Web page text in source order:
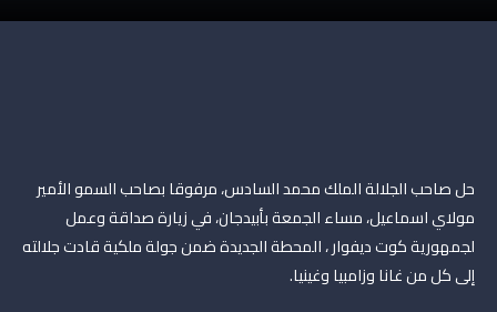
حل صاحب الجلالة الملك محمد السادس، مرفوقا بصاحب السمو الأمير
مولاي اسماعيل، مساء الجمعة بأبيدجان، في زيارة صداقة وعمل
لجمهورية كوت ديفوار ، المحطة الجديدة ضمن جولة ملكية قادت جلالته
إلى كل من غانا وزامبيا وغينيا.